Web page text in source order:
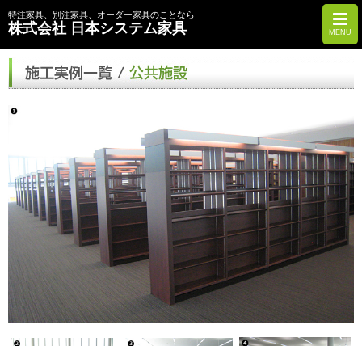
特注家具、別注家具、オーダー家具のことなら
株式会社 日本システム家具 MENU